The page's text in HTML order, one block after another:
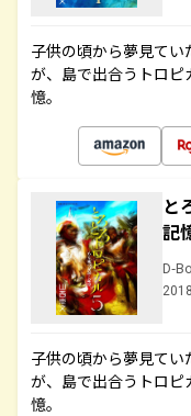
子供の頃から夢見て
が、島で出合うトロ
憶。
と
記
D-
子供の頃から夢見て
が、島で出合うトロ
憶。